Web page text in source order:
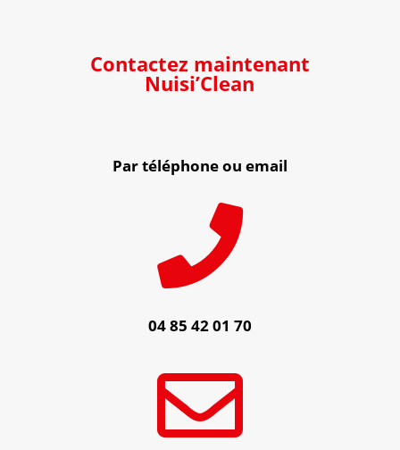
Contactez maintenant
Nuisi’Clean
Par téléphone ou email

04 85 42 01 70
